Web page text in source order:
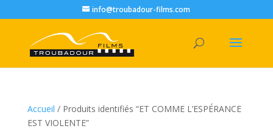
info@troubadour-films.com
Accueil / Produits identifiés “ET COMME L’ESPÉRANCE
EST VIOLENTE”